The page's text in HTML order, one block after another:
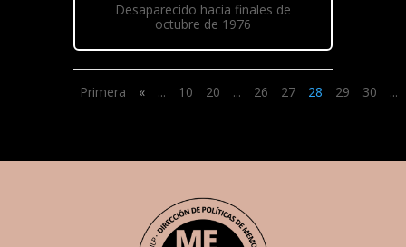
Desaparecido hacia finales de
octubre de 1976
Primera « ... 10 20 ... 26 27 28 29 30 ...